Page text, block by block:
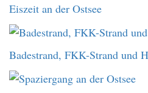
Eiszeit an der Ostsee
Badestrand, FKK-Strand und